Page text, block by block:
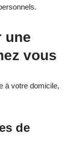
une
vous
à votre domicile,
de